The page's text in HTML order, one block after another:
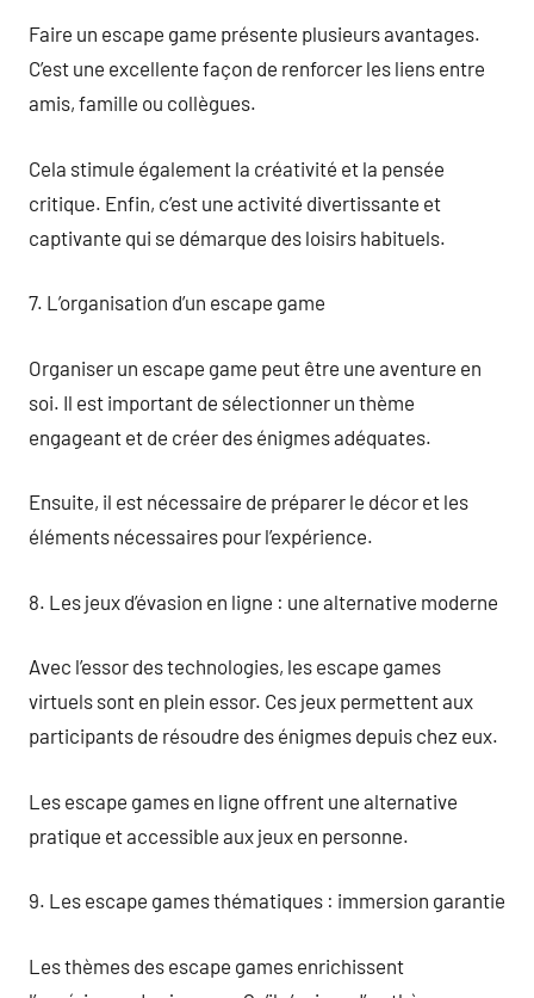
Faire un escape game présente plusieurs avantages.
C’est une excellente façon de renforcer les liens entre
amis, famille ou collègues.
Cela stimule également la créativité et la pensée
critique. Enfin, c’est une activité divertissante et
captivante qui se démarque des loisirs habituels.
7. L’organisation d’un escape game
Organiser un escape game peut être une aventure en
soi. Il est important de sélectionner un thème
engageant et de créer des énigmes adéquates.
Ensuite, il est nécessaire de préparer le décor et les
éléments nécessaires pour l’expérience.
8. Les jeux d’évasion en ligne : une alternative moderne
Avec l’essor des technologies, les escape games
virtuels sont en plein essor. Ces jeux permettent aux
participants de résoudre des énigmes depuis chez eux.
Les escape games en ligne offrent une alternative
pratique et accessible aux jeux en personne.
9. Les escape games thématiques : immersion garantie
Les thèmes des escape games enrichissent